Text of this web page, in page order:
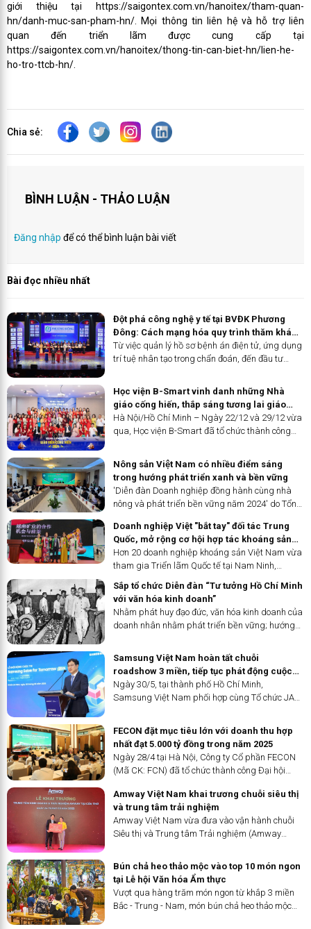
giới thiệu tại https://saigontex.com.vn/hanoitex/tham-quan-
hn/danh-muc-san-pham-hn/. Mọi thông tin liên hệ và hỗ trợ liên
quan đến triển lãm được cung cấp tại
https://saigontex.com.vn/hanoitex/thong-tin-can-biet-hn/lien-he-
ho-tro-ttcb-hn/.
Chia sẻ:
BÌNH LUẬN - THẢO LUẬN
Đăng nhập để có thể bình luận bài viết
Bài đọc nhiều nhất
Đột phá công nghệ y tế tại BVĐK Phương
Đông: Cách mạng hóa quy trình thăm khám
và điều trị
Từ việc quản lý hồ sơ bệnh án điện tử, ứng dụng
trí tuệ nhân tạo trong chẩn đoán, đến đầu tư
đại, BVĐK Phương Đông cam kết mang đến cho
người bệnh những trải nghiệm chăm sóc sức
khỏe tối ưu, an toàn và hiệu quả. Đây là bước đi
quan trọng giúp bệnh viện khẳng định vị thế,
góp phần xây dựng nền y tế nhân văn, hiện đại
Học viện B-Smart vinh danh những Nhà
giáo cống hiến, thắp sáng tương lai giáo
dục Việt Nam
Hà Nội/Hồ Chí Minh – Ngày 22/12 và 29/12 vừa
qua, Học viện B-Smart đã tổ chức thành công
Cống hiến 2024” tại Hà Nội và TP. Hồ Chí Minh.
Sự kiện đặc biệt này không chỉ là dịp tri ân sâu
sắc đến những người thầy, người cô tâm huyết
với nghề, mà còn là một lời khẳng định mạnh mẽ
về giá trị to lớn của những đóng góp thầm lặng
của các nhà giáo đối với sự nghiệp “trồng
người”.
Nông sản Việt Nam có nhiều điểm sáng
trong hướng phát triển xanh và bền vững
'Diễn đàn Doanh nghiệp đồng hành cùng nhà
nông và phát triển bền vững năm 2024' do Tổng
Nam tổ chức ngày 18/12 tại Hà Nội đã đưa ra
những giải pháp cùng chung tay xây dựng một
nền nông nghiệp phát triển xanh, bền vững.
Doanh nghiệp Việt "bắt tay" đối tác Trung
Quốc, mở rộng cơ hội hợp tác khoáng sản
tại Triển lãm Nam Ninh
Hơn 20 doanh nghiệp khoáng sản Việt Nam vừa
tham gia Triển lãm Quốc tế tại Nam Ninh,
Diễn đàn Doanh nhân Việt Nam (VEF Global). Sự
kiện không chỉ mở ra cơ hội tiếp cận công nghệ,
mở rộng thị trường mà còn khẳng định Việt Nam
là điểm đến đầu tư hấp dẫn trong lĩnh vực
chiến lược với Trung Quốc.
Sắp tổ chức Diễn đàn “Tư tưởng Hồ Chí Minh
với văn hóa kinh doanh”
Nhằm phát huy đạo đức, văn hóa kinh doanh của
doanh nhân nhằm phát triển bền vững; hướng
Minh (19/5/1890 - 19/5/2024), ngày 14/5 tới đây,
Liên đoàn Thương...
Samsung Việt Nam hoàn tất chuỗi
roadshow 3 miền, tiếp tục phát động cuộc
thi “Solve for Tomorrow 2025” tại khu vực
phía Nam
Ngày 30/5, tại thành phố Hồ Chí Minh,
Samsung Việt Nam phối hợp cùng Tổ chức JA
for Tomorrow 2025”, qua đó hoàn tất chuỗi
chương trình phát động trải dài ba miền Bắc –
Trung – Nam. Với mục tiêu truyền cảm hứng
sáng tạo và phổ cập giáo dục STEM, năm nay
cuộc thi kỳ vọng tiếp cận hơn 50.000 học sinh tại
khu vực phía Nam.
FECON đặt mục tiêu lớn với doanh thu hợp
nhất đạt 5.000 tỷ đồng trong năm 2025
Ngày 28/4 tại Hà Nội, Công ty Cổ phần FECON
(Mã CK: FCN) đã tổ chức thành công Đại hội
tảng đã được củng cố sau tái cấu trúc, FECON
đặt mục tiêu năm 2025 đạt doanh thu hợp nhất
5.000 tỷ đồng, tăng gần 50% so với năm 2024.
Lợi nhuận sau thuế hợp nhất 200 tỷ đồng, tăng 6
Amway Việt Nam khai trương chuỗi siêu thị
và trung tâm trải nghiệm
Amway Việt Nam vừa đưa vào vận hành chuỗi
Siêu thị và Trung tâm Trải nghiệm (Amway
Giang và Tây Ninh nhằm phục vụ nhu cầu mua
sắm và sử dụng các sản phẩm và dịch...
Bún chả heo thảo mộc vào top 10 món ngon
tại Lễ hội Văn hóa Ẩm thực
Vượt qua hàng trăm món ngon từ khắp 3 miền
Bắc - Trung - Nam, món bún chả heo thảo mộc